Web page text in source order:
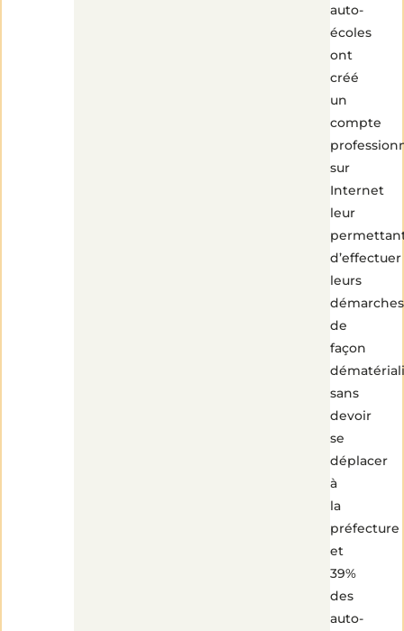
auto-
écoles
ont
créé
un
compte
sur
Internet
leur
d’effectuer
leurs
démarches
de
façon
sans
devoir
se
déplacer
à
la
préfecture
et
39%
des
auto-